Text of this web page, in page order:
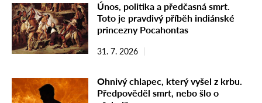
Únos, politika a předčasná smrt.
Toto je pravdivý příběh indiánské
princezny Pocahontas
31. 7. 2026
Ohnivý chlapec, který vyšel z krbu.
Předpověděl smrt, nebo šlo o